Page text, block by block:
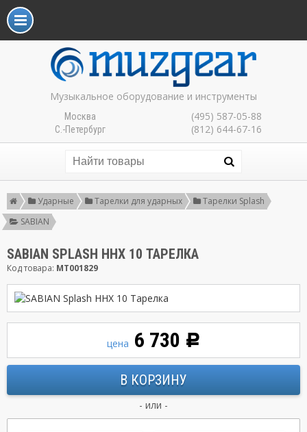
Музыкальное оборудование и инструменты
Москва (495) 587-05-88
С.-Петербург (812) 644-67-16
Ударные Тарелки для ударных
Тарелки Splash
SABIAN
SABIAN SPLASH HHX 10 ТАРЕЛКА
Код товара: MT001829
цена 6 730 Р
- или -